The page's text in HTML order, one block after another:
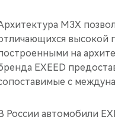
M3X
высокой
на
EXEED
с
России автомобили